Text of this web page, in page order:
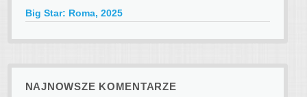
Big Star: Roma, 2025
NAJNOWSZE KOMENTARZE